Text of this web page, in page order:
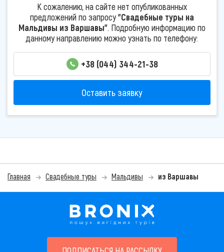
К сожалению, на сайте нет опубликованных
предложений по запросу"Свадебные туры на
Мальдивы из Варшавы". Подробную информацию по
данному направлению можно узнать по телефону:
+38 (044) 344-21-38
Оставить заявку
Главная Свадебные туры Мальдивы из Варшавы